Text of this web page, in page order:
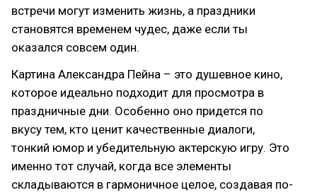
встречи могут изменить жизнь, а праздники
становятся временем чудес, даже если ты
оказался совсем один.
Картина Александра Пейна – это душевное кино,
которое идеально подходит для просмотра в
праздничные дни. Особенно оно придется по
вкусу тем, кто ценит качественные диалоги,
тонкий юмор и убедительную актерскую игру. Это
именно тот случай, когда все элементы
складываются в гармоничное целое, создавая по-